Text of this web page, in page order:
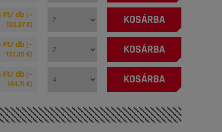
Ft/ db (~
132.37€) KOSÁRBA
Ft/ db (~
137.35 €) KOSÁRBA
Ft/ db (~
144.71 €) KOSÁRBA